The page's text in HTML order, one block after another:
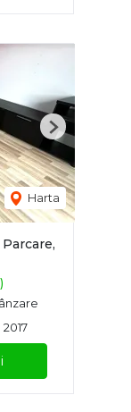
Harta
Next
2017